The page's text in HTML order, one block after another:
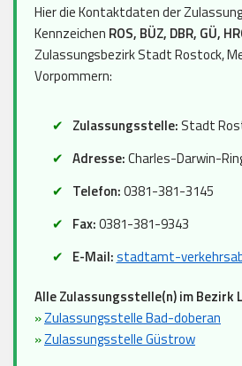
Hier die Kontaktdaten der
Kennzeichen ROS, BÜZ, DBR, GÜ,
Zulassungsbezirk Stadt Rostock,
Vorpommern:
Zulassungsstelle: Stadt
Adresse:Charles-Darwin-
Telefon:0381-381-3145
Fax:0381-381-9343
E-Mail:stadtamt-
Alle Zulassungsstelle(n) im Bezirk
»Zulassungsstelle Bad-doberan
»Zulassungsstelle Güstrow